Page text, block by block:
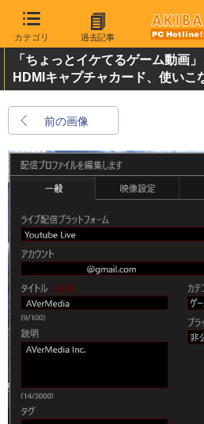
カテゴリ 過去記事
「ちょっとイケてるゲーム動画
HDMIキャプチャカード、使いこ
前の画像